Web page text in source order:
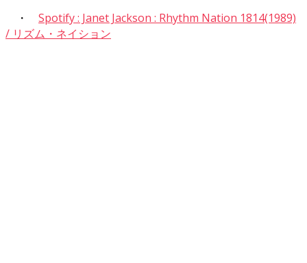
・ Spotify : Janet Jackson : Rhythm Nation 1814(1989)
/ リズム・ネイション